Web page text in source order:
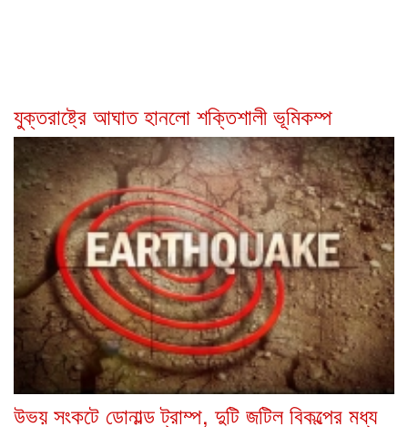
যুক্তরাষ্ট্রে আঘাত হানলো শক্তিশালী ভূমিকম্প
উভয় সংকটে ডোনাল্ড ট্রাম্প, দুটি জটিল বিকল্পের মধ্য